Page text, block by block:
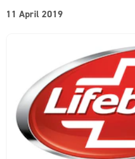
11 April 2019